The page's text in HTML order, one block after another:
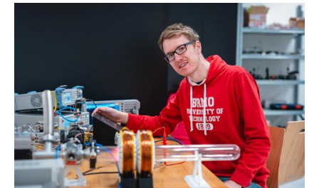
bočních stranách. Od července 2024 proto musí být podle